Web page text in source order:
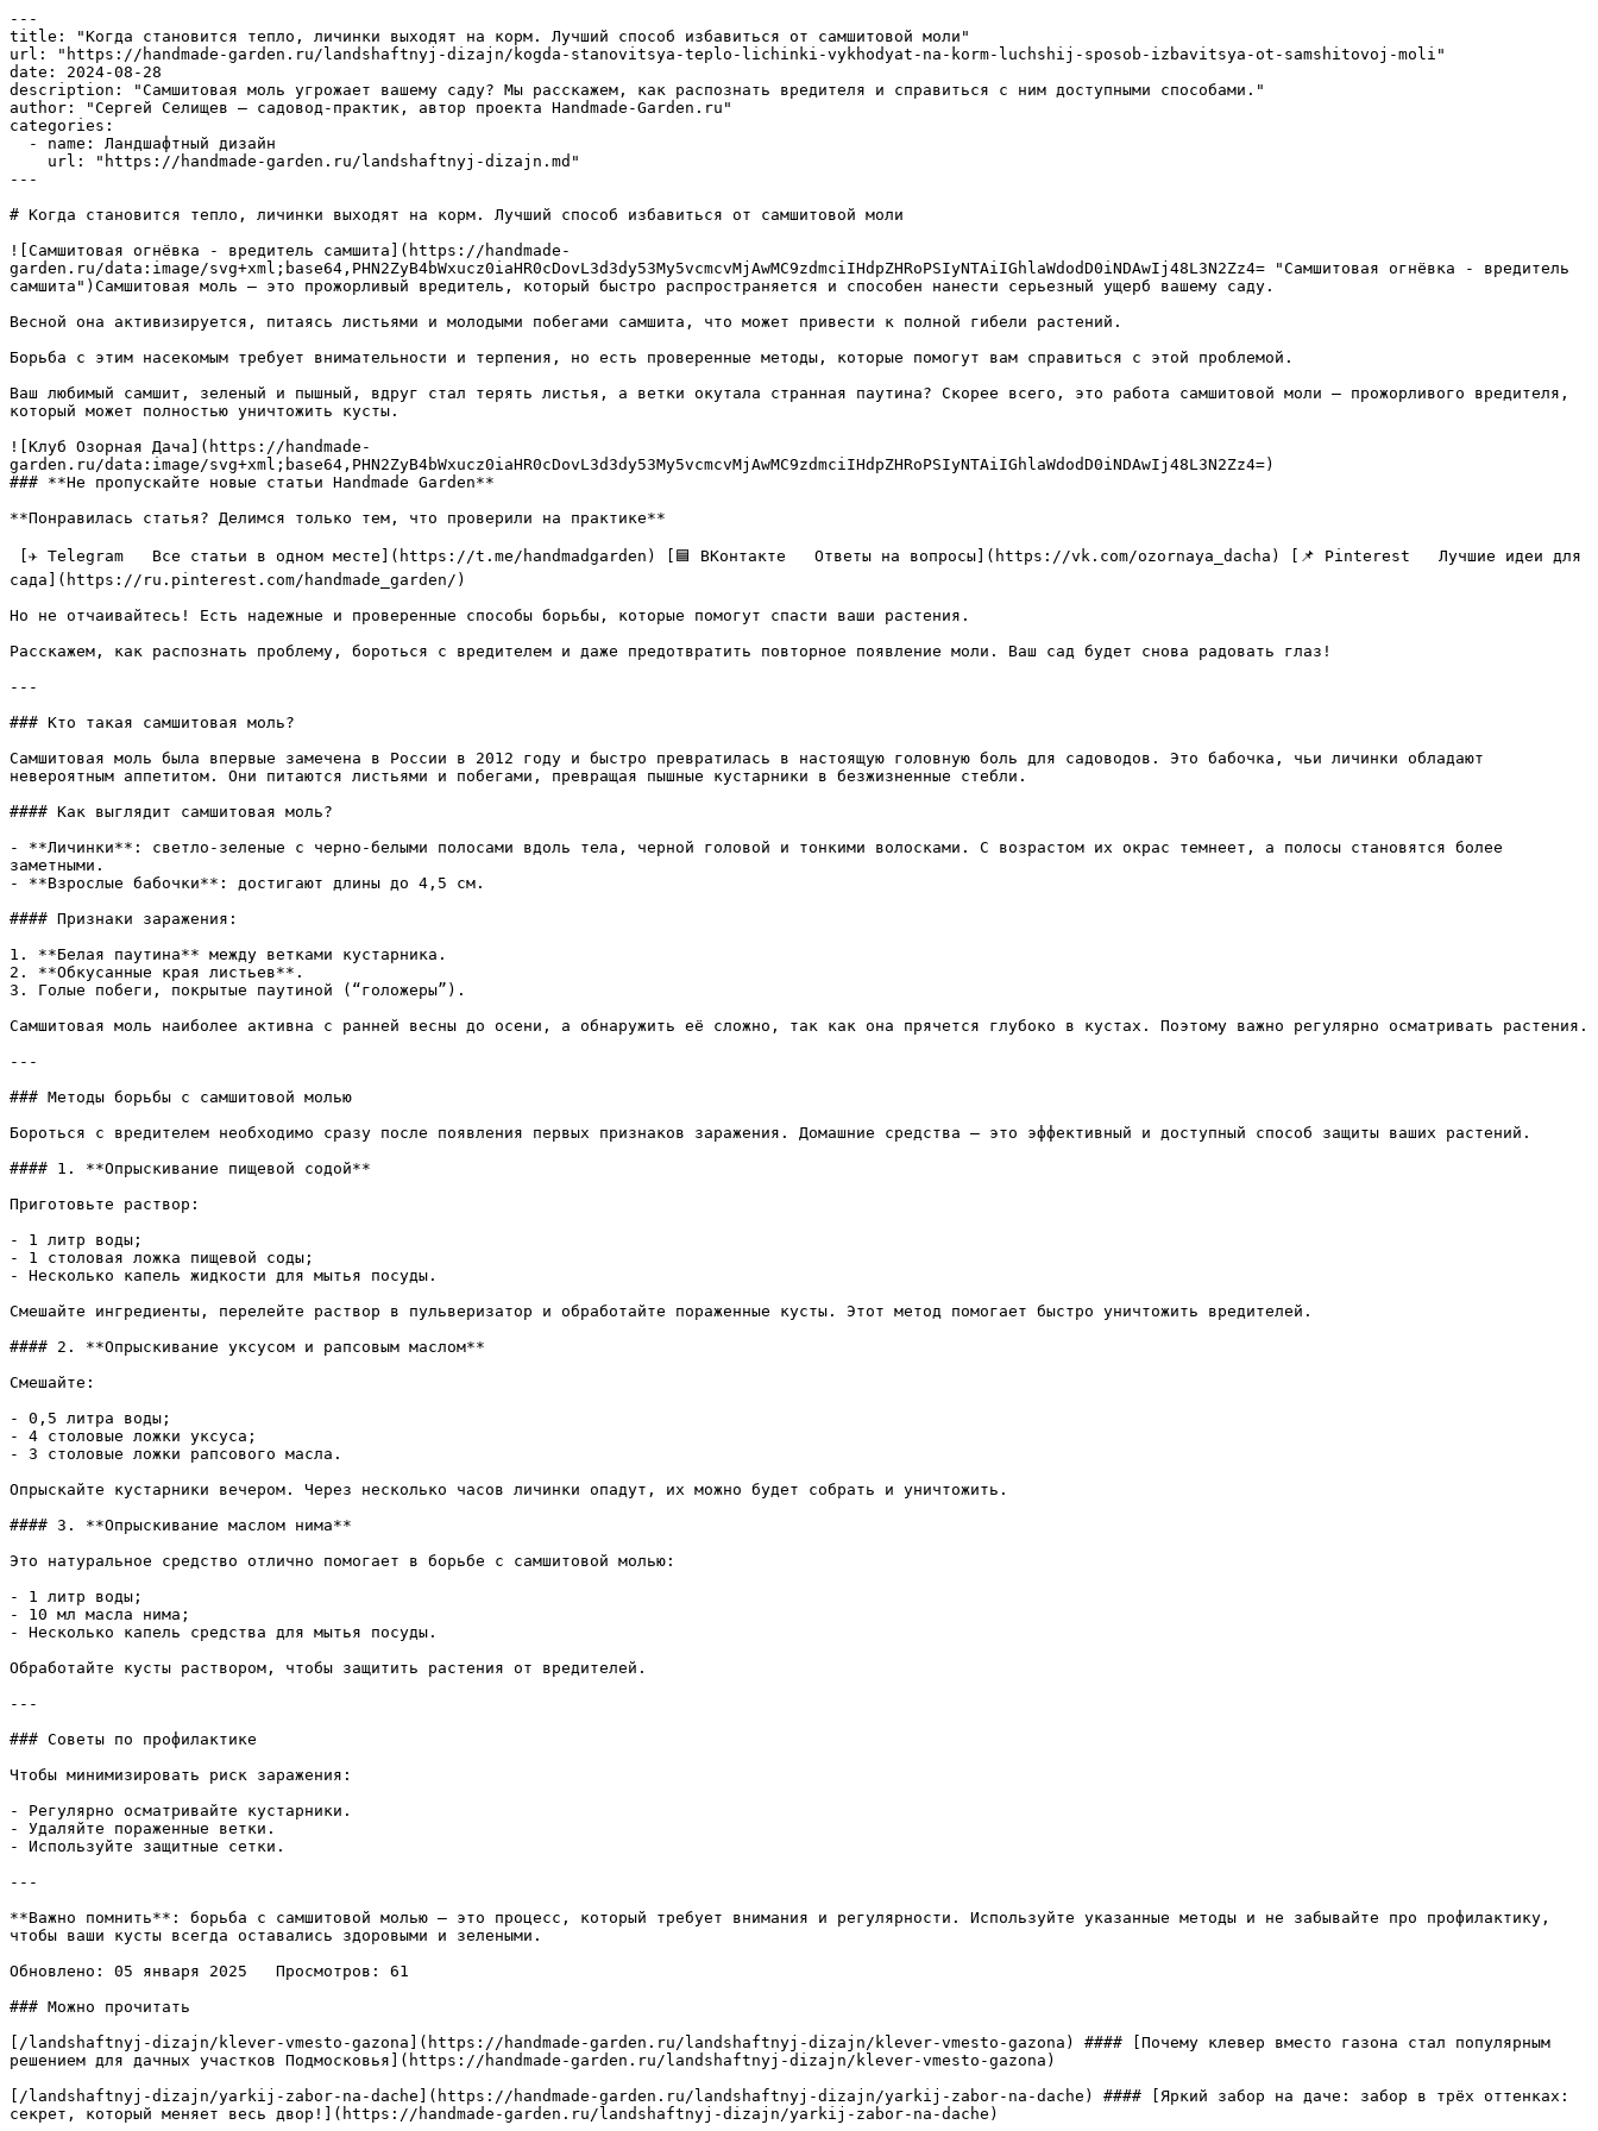
---
title: "Когда становится тепло, личинки выходят на корм. Лучший способ избавиться от самшитовой моли"
url: "https://handmade-garden.ru/landshaftnyj-dizajn/kogda-stanovitsya-teplo-lichinki-vykhodyat-na-korm-luchshij-sposob-izbavitsya-ot-samshitovoj-moli"
date: 2024-08-28
description: "Самшитовая моль угрожает вашему саду? Мы расскажем, как распознать вредителя и справиться с ним доступными способами."
author: "Сергей Селищев — садовод-практик, автор проекта Handmade-Garden.ru"
categories:
---
# Когда становится тепло, личинки выходят на корм. Лучший способ избавиться от самшитовой моли
![Самшитовая огнёвка - вредитель самшита](https://handmade-
garden.ru/data:image/svg+xml;base64,PHN2ZyB4bWxucz0iaHR0cDovL3d3dy53My5vcmcvMjAwMC9zdmciIHdpZHRoPSIyNTAiIGhlaWdodD0iNDAwIj48L3N2Zz4= "Самшитовая огнёвка - вредитель
самшита")Самшитовая моль – это прожорливый вредитель, который быстро распространяется и способен нанести серьезный ущерб вашему саду.
Весной она активизируется, питаясь листьями и молодыми побегами самшита, что может привести к полной гибели растений.
Борьба с этим насекомым требует внимательности и терпения, но есть проверенные методы, которые помогут вам справиться с этой проблемой.
Ваш любимый самшит, зеленый и пышный, вдруг стал терять листья, а ветки окутала странная паутина? Скорее всего, это работа самшитовой моли — прожорливого вредителя,
который может полностью уничтожить кусты.
![Клуб Озорная Дача](https://handmade-
garden.ru/data:image/svg+xml;base64,PHN2ZyB4bWxucz0iaHR0cDovL3d3dy53My5vcmcvMjAwMC9zdmciIHdpZHRoPSIyNTAiIGhlaWdodD0iNDAwIj48L3N2Zz4=)
### **Не пропускайте новые статьи Handmade Garden**
**Понравилась статья? Делимся только тем, что проверили на практике**
сада](https://ru.pinterest.com/handmade_garden/)
Но не отчаивайтесь! Есть надежные и проверенные способы борьбы, которые помогут спасти ваши растения.
Расскажем, как распознать проблему, бороться с вредителем и даже предотвратить повторное появление моли. Ваш сад будет снова радовать глаз!
---
### Кто такая самшитовая моль?
Самшитовая моль была впервые замечена в России в 2012 году и быстро превратилась в настоящую головную боль для садоводов. Это бабочка, чьи личинки обладают
невероятным аппетитом. Они питаются листьями и побегами, превращая пышные кустарники в безжизненные стебли.
#### Как выглядит самшитовая моль?
- **Личинки**: светло-зеленые с черно-белыми полосами вдоль тела, черной головой и тонкими волосками. С возрастом их окрас темнеет, а полосы становятся более
заметными.
- **Взрослые бабочки**: достигают длины до 4,5 см.
#### Признаки заражения:
1. **Белая паутина** между ветками кустарника.
2. **Обкусанные края листьев**.
3. Голые побеги, покрытые паутиной (“голожеры”).
Самшитовая моль наиболее активна с ранней весны до осени, а обнаружить её сложно, так как она прячется глубоко в кустах. Поэтому важно регулярно осматривать растения.
---
### Методы борьбы с самшитовой молью
Бороться с вредителем необходимо сразу после появления первых признаков заражения. Домашние средства – это эффективный и доступный способ защиты ваших растений.
#### 1. **Опрыскивание пищевой содой**
Приготовьте раствор:
- 1 литр воды;
- 1 столовая ложка пищевой соды;
- Несколько капель жидкости для мытья посуды.
Смешайте ингредиенты, перелейте раствор в пульверизатор и обработайте пораженные кусты. Этот метод помогает быстро уничтожить вредителей.
#### 2. **Опрыскивание уксусом и рапсовым маслом**
Смешайте:
- 0,5 литра воды;
- 4 столовые ложки уксуса;
- 3 столовые ложки рапсового масла.
Опрыскайте кустарники вечером. Через несколько часов личинки опадут, их можно будет собрать и уничтожить.
#### 3. **Опрыскивание маслом нима**
Это натуральное средство отлично помогает в борьбе с самшитовой молью:
- 1 литр воды;
- 10 мл масла нима;
- Несколько капель средства для мытья посуды.
Обработайте кусты раствором, чтобы защитить растения от вредителей.
---
### Советы по профилактике
Чтобы минимизировать риск заражения:
- Регулярно осматривайте кустарники.
- Удаляйте пораженные ветки.
- Используйте защитные сетки.
---
**Важно помнить**: борьба с самшитовой молью – это процесс, который требует внимания и регулярности. Используйте указанные методы и не забывайте про профилактику,
чтобы ваши кусты всегда оставались здоровыми и зелеными.
Обновлено: 05 января 2025   Просмотров: 61
### Можно прочитать
[/landshaftnyj-dizajn/klever-vmesto-gazona](https://handmade-garden.ru/landshaftnyj-dizajn/klever-vmesto-gazona) #### [Почему клевер вместо газона стал популярным
решением для дачных участков Подмосковья](https://handmade-garden.ru/landshaftnyj-dizajn/klever-vmesto-gazona)
[/landshaftnyj-dizajn/yarkij-zabor-na-dache](https://handmade-garden.ru/landshaftnyj-dizajn/yarkij-zabor-na-dache) #### [Яркий забор на даче: забор в трёх оттенках:
секрет, который меняет весь двор!](https://handmade-garden.ru/landshaftnyj-dizajn/yarkij-zabor-na-dache)